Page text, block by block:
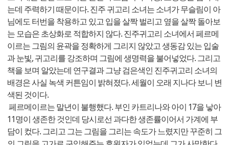
는데 주력하기 때문이다. 진주 귀고리 소녀는 소녀가 무슬림이 아
님에도 터번을 착용하고 있고 입을 살짝 벌리고 옆을 살짝 돌아보
는 모습은 초상화로 적합하지 않다. 진주귀고리 소녀에서 페르메
이르는 그림의 윤곽을 정확하게 그리지 않았고 생동감 있는 입술
과 눈빛, 귀고리를 강조하며 그림에 생명력을 불어넣었다. 그리고
책을 보며 알았는데 연구결과 그냥 검은색인 진주귀고리 소녀의
배경은 사실 녹색 커튼임이 밝혀졌다. 세월이 오래 지나다 보니 변
색된 것이다.
페르메이르는 말년이 불행했다. 부인 카트리나와 아이 17을 낳아
11명이 생존한 것인데 당시로선 과다한 생존률이어서 가계에 부
담이 컸다. 그리고 그는 그림을 그리는 속도가 느렸지만 꾸준히 그